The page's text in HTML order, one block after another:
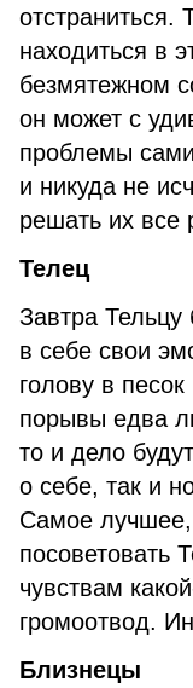
отстраниться.
находиться в
безмятежном
он может с
проблемы
и никуда не
решать их все
Телец
Завтра Тельцу
в себе свои
голову в
порывы едва
то и дело
о себе, так и
Самое лучшее,
посоветовать
чувствам
громоотвод.
Близнецы